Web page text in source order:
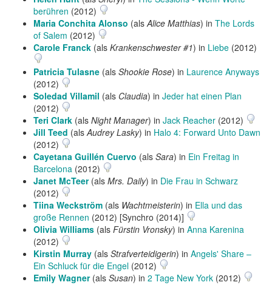
berühren (2012)
Maria Conchita Alonso (alsAlice Matthias) in The Lords
of Salem (2012)
Carole Franck (als Krankenschwester #1) in Liebe (2012)
Patricia Tulasne (als Shookie Rose) in Laurence Anyways
(2012)
Soledad Villamil (als Claudia) in Jeder hat einen Plan
(2012)
Teri Clark (als Night Manager) in Jack Reacher (2012)
Jill Teed (alsAudrey Lasky) in Halo 4: Forward Unto Dawn
(2012)
Cayetana Guillén Cuervo (als Sara) in Ein Freitag in
Barcelona (2012)
Janet McTeer(als Mrs. Daily) in Die Frau in Schwarz
(2012)
Tiina Weckström (als Wachtmeisterin) in Ella und das
große Rennen (2012) [Synchro (2014)]
Olivia Williams (als Fürstin Vronsky) in Anna Karenina
(2012)
Kirstin Murray (als Strafverteidigerin) in Angels' Share –
Ein Schluck für die Engel (2012)
Emily Wagner(als Susan) in 2 Tage New York (2012)